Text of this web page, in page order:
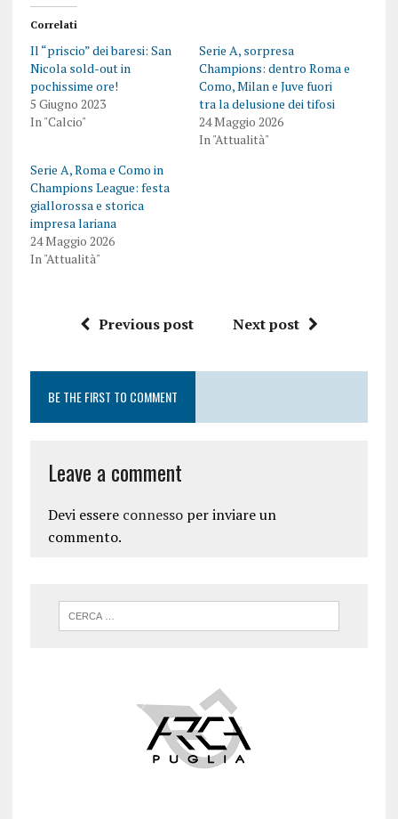
Correlati
Il “priscio” dei baresi: San
Nicola sold-out in
pochissime ore!
5 Giugno 2023
In "Calcio"
Serie A, sorpresa
Champions: dentro Roma e
Como, Milan e Juve fuori
tra la delusione dei tifosi
24 Maggio 2026
In "Attualità"
Serie A, Roma e Como in
Champions League: festa
giallorossa e storica
impresa lariana
24 Maggio 2026
In "Attualità"
Previous post Next post
BE THE FIRST TO COMMENT
Leave a comment
Devi essere connessoper inviare un
commento.